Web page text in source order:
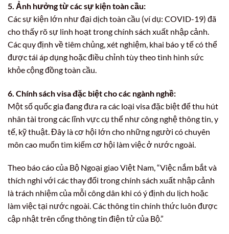
5. Ảnh hưởng từ các sự kiện toàn cầu:
Các sự kiện lớn như đại dịch toàn cầu (ví dụ: COVID-19) đã
cho thấy rõ sự linh hoạt trong chính sách xuất nhập cảnh.
Các quy định về tiêm chủng, xét nghiệm, khai báo y tế có thể
được tái áp dụng hoặc điều chỉnh tùy theo tình hình sức
khỏe cộng đồng toàn cầu.
6. Chính sách visa đặc biệt cho các ngành nghề:
Một số quốc gia đang đưa ra các loại visa đặc biệt để thu hút
nhân tài trong các lĩnh vực cụ thể như công nghệ thông tin, y
tế, kỹ thuật. Đây là cơ hội lớn cho những người có chuyên
môn cao muốn tìm kiếm cơ hội làm việc ở nước ngoài.
Theo báo cáo của Bộ Ngoại giao Việt Nam, “Việc nắm bắt và
thích nghi với các thay đổi trong chính sách xuất nhập cảnh
là trách nhiệm của mỗi công dân khi có ý định du lịch hoặc
làm việc tại nước ngoài. Các thông tin chính thức luôn được
cập nhật trên cổng thông tin điện tử của Bộ.”